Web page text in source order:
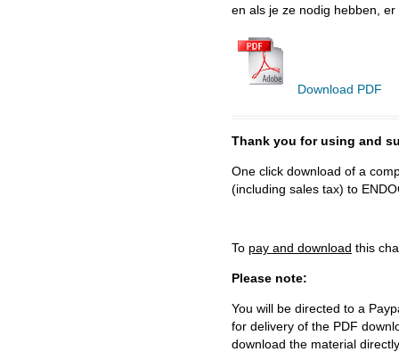
en als je ze nodig hebben,
Download PDF
Thank you for using and
One click download of a
(including sales tax) to
To pay and download this
Please note:
You will be directed to a
for delivery of the PDF
download the material